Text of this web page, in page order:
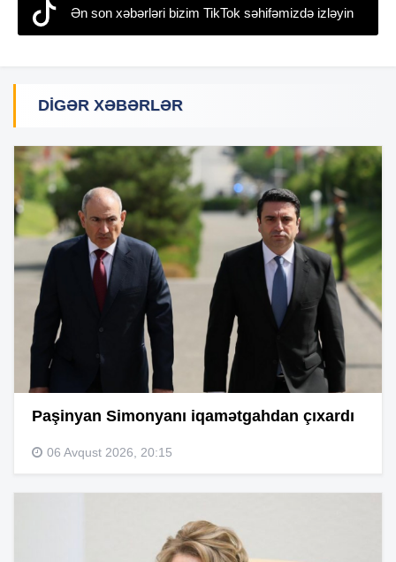
Ən son xəbərləri bizim TikTok səhifəmizdə izləyin
DIGƏR XƏBƏRLƏR
Paşinyan Simonyanı iqamətgahdan çıxardı
06 Avqust 2026, 20:15